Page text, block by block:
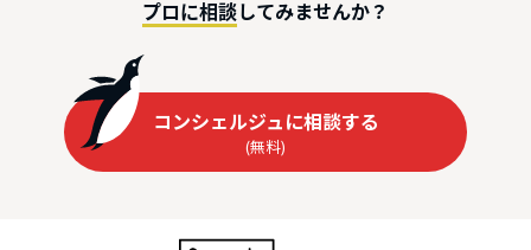
プロに相談してみませんか？
コンシェルジュに相談する
(無料)